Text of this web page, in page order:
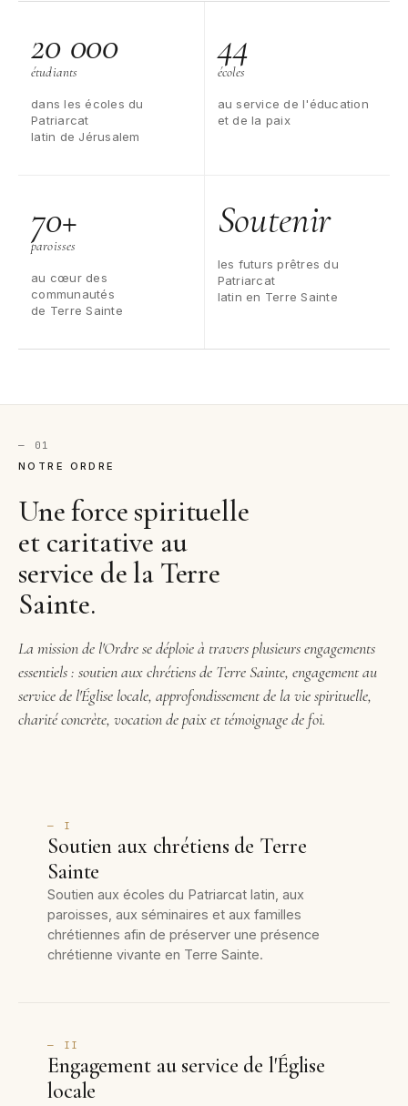
20 000
étudiants
dans les écoles du
Patriarcat
latin de Jérusalem
44
écoles
au service de l'éducation
et de la paix
70+
paroisses
au cœur des
communautés
de Terre Sainte
Soutenir
les futurs prêtres du
Patriarcat
latin en Terre Sainte
— 01
NOTRE ORDRE
Une force spirituelle
et caritative au
service de la Terre
Sainte.
La mission de l'Ordre se déploie à travers plusieurs engagements
essentiels : soutien aux chrétiens de Terre Sainte, engagement au
service de l'Église locale, approfondissement de la vie spirituelle,
charité concrète, vocation de paix et témoignage de foi.
— I
Soutien aux chrétiens de Terre
Sainte
Soutien aux écoles du Patriarcat latin, aux
paroisses, aux séminaires et aux familles
chrétiennes afin de préserver une présence
chrétienne vivante en Terre Sainte.
— II
Engagement au service de l'Église
locale